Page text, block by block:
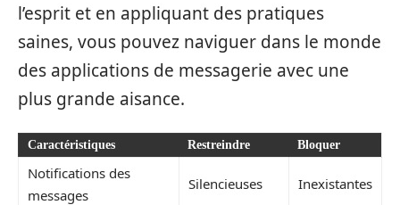
l’esprit et en appliquant des pratiques
saines, vous pouvez naviguer dans le monde
des applications de messagerie avec une
plus grande aisance.
Caractéristiques Restreindre Bloquer
Notifications des
messages
Silencieuses Inexistantes